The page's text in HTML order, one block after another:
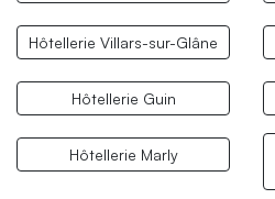
Hôtellerie Villars-sur-Glâne
Hôtellerie Guin
Hôtellerie Marly